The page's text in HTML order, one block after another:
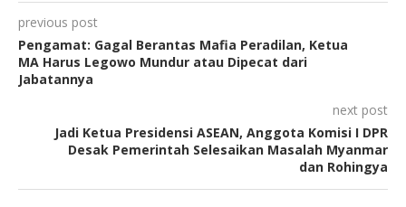
previous post
Pengamat: Gagal Berantas Mafia Peradilan, Ketua
MA Harus Legowo Mundur atau Dipecat dari
Jabatannya
next post
Jadi Ketua Presidensi ASEAN, Anggota Komisi I DPR
Desak Pemerintah Selesaikan Masalah Myanmar
dan Rohingya